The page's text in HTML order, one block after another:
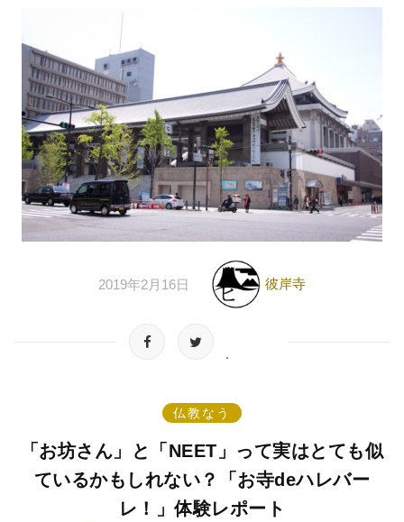
2019年2月16日 彼岸寺
仏教なう
「お坊さん」と「NEET」って実はとても似
ているかもしれない？「お寺deハレバー
レ！」体験レポート